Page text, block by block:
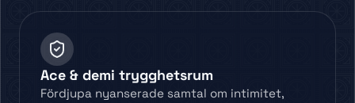
Ace & demi trygghetsrum
Fördjupa nyanserade samtal om intimitet,